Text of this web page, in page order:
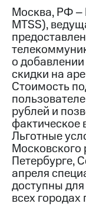
Медиа-центр
Пресс-
релизы
МТС
о
Москва, РФ –
MTSS),
о
скидки на
Стоимость
рублей и
фактическое
Льготные
Московского
Петербурге,
апреля
доступны
всех